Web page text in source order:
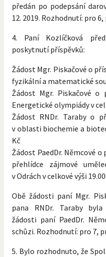
předán po podepsání
12. 2019. Rozhodnutí: pro
4. Paní Kozlíčková
poskytnutí příspěvků:
Žádost Mgr. Piskačové o
fyzikální a matematické
Žádost Mgr. Piskačové
Energetické olympiády v
Žádost RNDr. Taraby o
v oblasti biochemie a
Kč
Žádost PaedDr. Němcové
přehlídce zájmové
v Odrách v celkové výši
Obě žádosti paní Mgr.
pana RNDr. Taraby byla
žádosti paní PaedDr.
schůzi. Rozhodnutí: pro 7,
5. Bylo rozhodnuto, že